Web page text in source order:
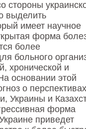
стороны
выделить
имеет научное
форма
более
больного
хронической и
основании этой
о перспективах
Украины и
форма
приведет